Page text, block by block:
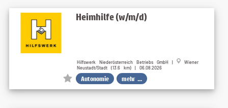
Heimhilfe (w/m/d)
Hilfswerk Niederösterreich Betriebs GmbH |
Wiener
Neustadt/Stadt (13.6 km) | 06.08.2026
Autonomie mehr ...